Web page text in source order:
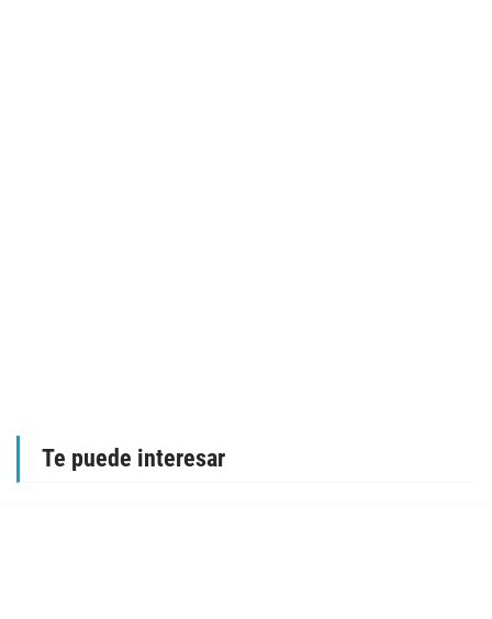
Te puede interesar